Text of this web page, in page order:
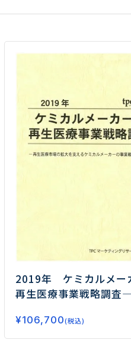
2019年 ケミカルメー
再生医療事業戦略調査
カルメーカーの事業戦
は？―
¥106,700(税込)